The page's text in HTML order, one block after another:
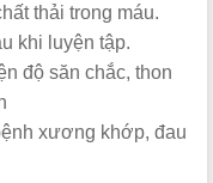
thải trong máu.
khi luyện tập.
độ săn chắc, thon
xương khớp, đau